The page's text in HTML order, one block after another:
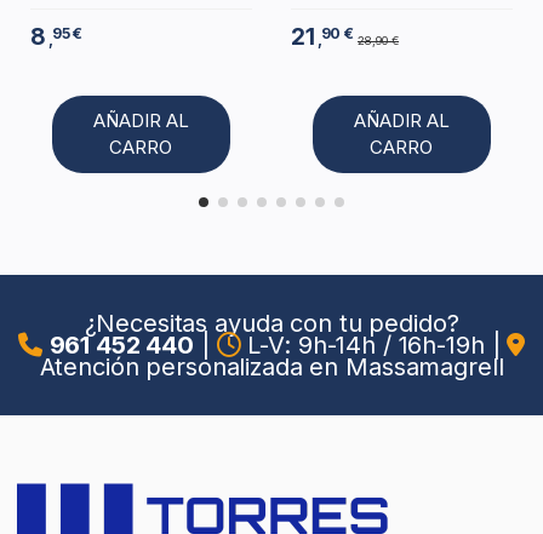
8 95 €
AÑADIR AL
CARRO
21 90 € 28,90 €
AÑADIR AL
CARRO
¿Necesitas ayuda con tu pedido?
961 452 440 L-V: 9h-14h / 16h-19h
Atención personalizada en Massamagrell